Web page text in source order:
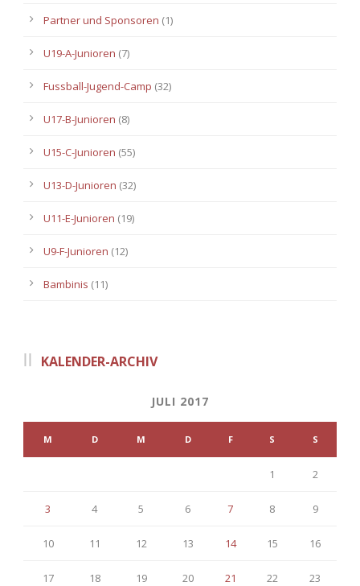
Partner und Sponsoren (1)
U19-A-Junioren (7)
Fussball-Jugend-Camp (32)
U17-B-Junioren (8)
U15-C-Junioren (55)
U13-D-Junioren (32)
U11-E-Junioren (19)
U9-F-Junioren (12)
Bambinis (11)
KALENDER-ARCHIV
JULI 2017
M D M D F S S
1 2
3 4 5 6 7 8 9
10 11 12 13 14 15 16
17 18 19 20 21 22 23